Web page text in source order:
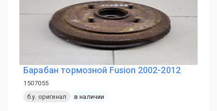
Барабан тормозной Fusion 2002-2012
1507055
б.у. оригинал
в наличии